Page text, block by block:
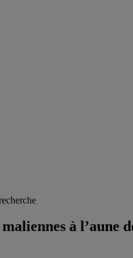
à l’aune